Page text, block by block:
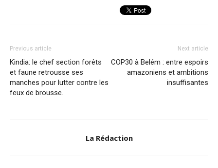
Previous article
Kindia: le chef section forêts
et faune retrousse ses
manches pour lutter contre les
feux de brousse.
Next article
COP30 à Belém : entre espoirs
amazoniens et ambitions
insuffisantes
La Rédaction